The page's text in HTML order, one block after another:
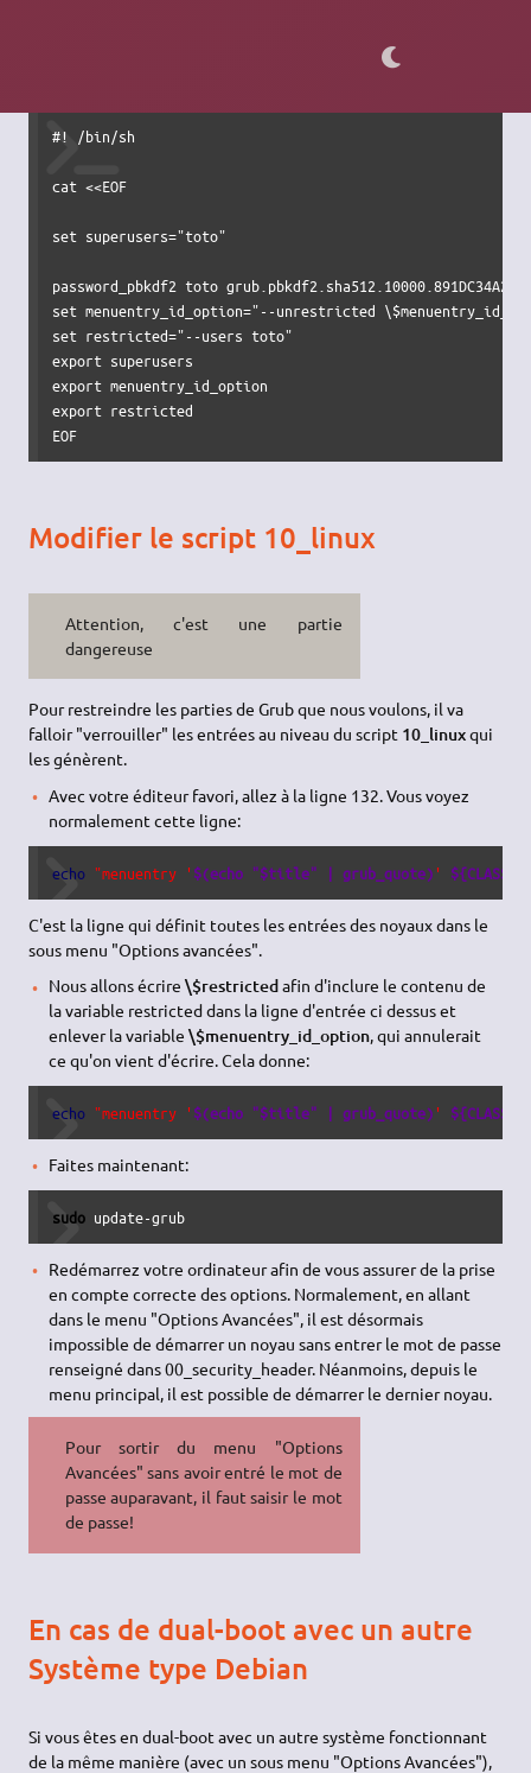
dans les autres fichiers de configuration de Grub.
#! /bin/sh
cat <<EOF
set superusers="toto"
password_pbkdf2 toto
set menuentry_id_option="--unrestricted
set restricted="--users toto"
export superusers
export menuentry_id_option
export restricted
EOF
Modifier le script 10_linux
Attention, c'est une partie
dangereuse
Pour restreindre les parties de Grub que nous voulons, il va
falloir "verrouiller" les entrées au niveau du script 10_linuxqui
les génèrent.
Avec votre éditeur favori, allez à la ligne 132. Vous voyez
normalement cette ligne:
echo "menuentry ' $(echo "$title" | grub_quote) ' ${CLASS}
C'est la ligne qui définit toutes les entrées des noyaux dans le
sous menu "Options avancées".
Nous allons écrire \$restrictedafin d'inclure le contenu de
la variable restricted dans la ligne d'entrée ci dessus et
enlever la variable \$menuentry_id_option, qui annulerait
ce qu'on vient d'écrire. Cela donne:
echo "menuentry ' $(echo "$title" | grub_quote) ' ${CLASS}
Faites maintenant:
sudo update-grub
Redémarrez votre ordinateur afin de vous assurer de la prise
en compte correcte des options. Normalement, en allant
dans le menu "Options Avancées", il est désormais
impossible de démarrer un noyau sans entrer le mot de passe
renseigné dans 00_security_header. Néanmoins, depuis le
menu principal, il est possible de démarrer le dernier noyau.
Pour sortir du menu "Options
Avancées" sans avoir entré le mot de
passe auparavant, il faut saisir le mot
de passe!
En cas de dual-boot avec un autre
Système type Debian
Si vous êtes en dual-boot avec un autre système fonctionnant
de la même manière (avec un sous menu "Options Avancées"),